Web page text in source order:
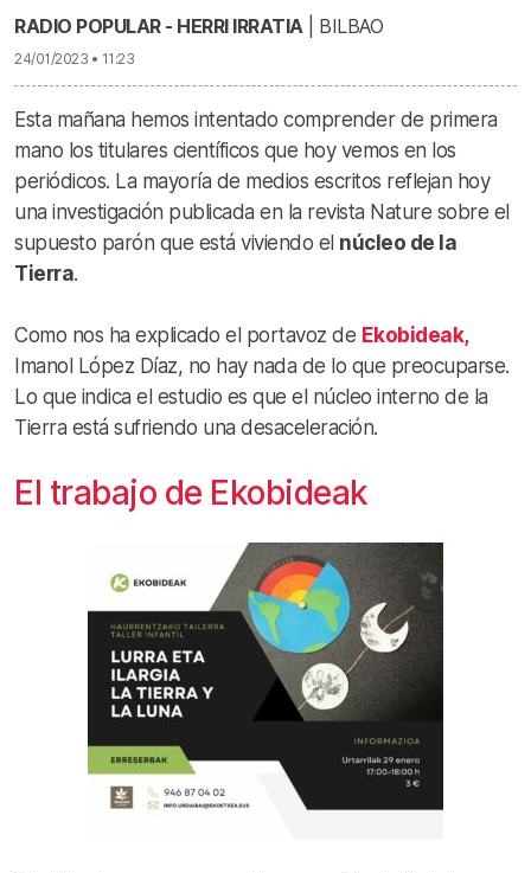
RADIO POPULAR - HERRI IRRATIA | BILBAO
24/01/2023 • 11:23
Esta mañana hemos intentado comprender de primera
mano los titulares científicos que hoy vemos en los
periódicos. La mayoría de medios escritos reflejan hoy
una investigación publicada en la revista Nature sobre el
supuesto parón que está viviendo el núcleo de la
Tierra.
Como nos ha explicado el portavoz de Ekobideak,
Imanol López Díaz, no hay nada de lo que preocuparse.
Lo que indica el estudio es que el núcleo interno de la
Tierra está sufriendo una desaceleración.
El trabajo de Ekobideak